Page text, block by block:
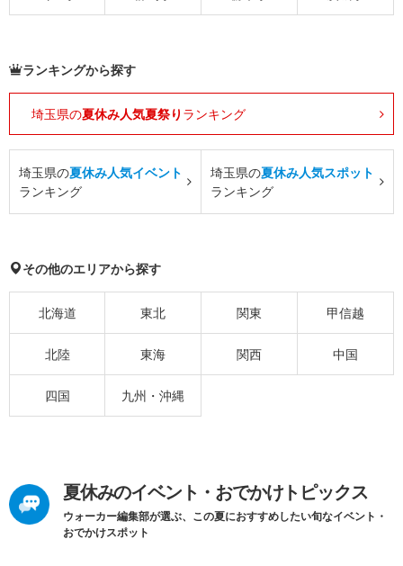
ランキングから探す
埼玉県の夏休み人気夏祭り ランキング
埼玉県の夏休み人気イベント
ランキング
埼玉県の夏休み人気スポット
ランキング
その他のエリアから探す
北海道 東北 関東 甲信越
北陸 東海 関西 中国
四国 九州・沖縄
夏休みのイベント・おでかけトピックス
ウォーカー編集部が選ぶ、この夏におすすめしたい旬なイベント・
おでかけスポット